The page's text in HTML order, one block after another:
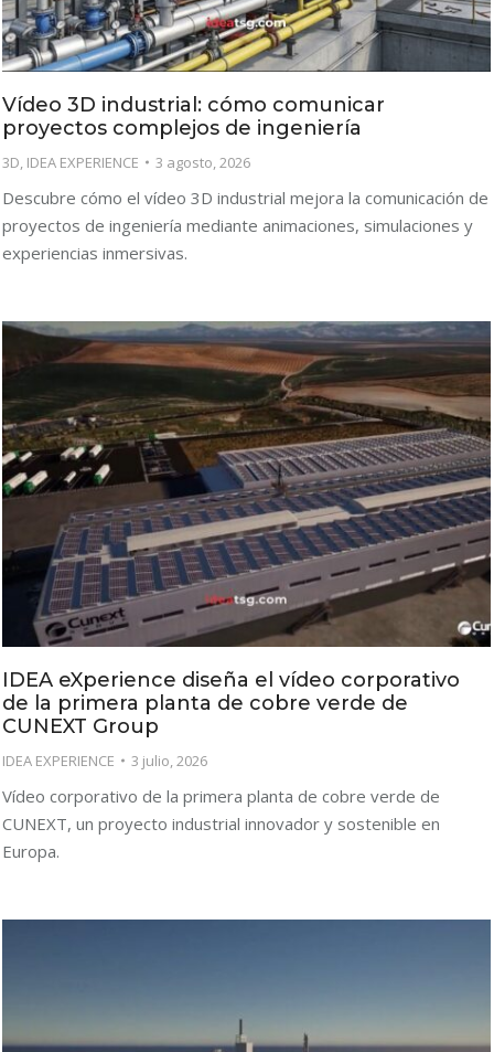
Vídeo 3D industrial: cómo comunicar
proyectos complejos de ingeniería
3D, IDEA EXPERIENCE 3 agosto, 2026
Descubre cómo el vídeo 3D industrial mejora la comunicación de
proyectos de ingeniería mediante animaciones, simulaciones y
experiencias inmersivas.
IDEA eXperience diseña el vídeo corporativo
de la primera planta de cobre verde de
CUNEXT Group
IDEA EXPERIENCE 3 julio, 2026
Vídeo corporativo de la primera planta de cobre verde de
CUNEXT, un proyecto industrial innovador y sostenible en
Europa.